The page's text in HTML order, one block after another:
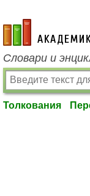
academic.ru
Словари и
Толкования